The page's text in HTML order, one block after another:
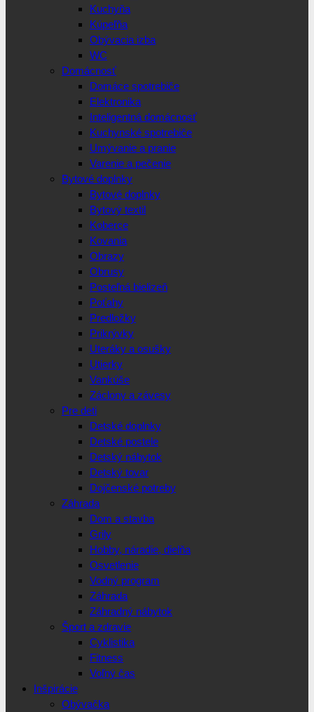
Kuchyňa
Kúpeľňa
Obývacia izba
WC
Domácnosť
Domáce spotrebiče
Elektronika
Inteligentná domácnosť
Kuchynské spotrebiče
Umývanie a pranie
Varenie a pečenie
Bytové doplnky
Bytové doplnky
Bytový textil
Koberce
Kovania
Obrazy
Obrusy
Posteľná bielizeň
Poťahy
Predložky
Prikrývky
Uteráky a osušky
Utierky
Vankúše
Záclony a závesy
Pre deti
Detské doplnky
Detské postele
Detský nábytok
Detský tovar
Dojčenské potreby
Záhrada
Dom a stavba
Grily
Hobby, náradie, dielňa
Osvetlenie
Vodný program
Záhrada
Záhradný nábytok
Šport a zdravie
Cyklistika
Fitness
Voľný čas
Inšpirácie
Obývačka